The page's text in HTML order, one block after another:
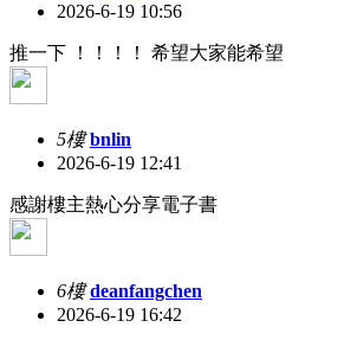
2026-6-19 10:56
推一下 ！！！！ 希望大家能希望
5樓 bnlin
2026-6-19 12:41
感謝樓主熱心分享電子書
6樓 deanfangchen
2026-6-19 16:42